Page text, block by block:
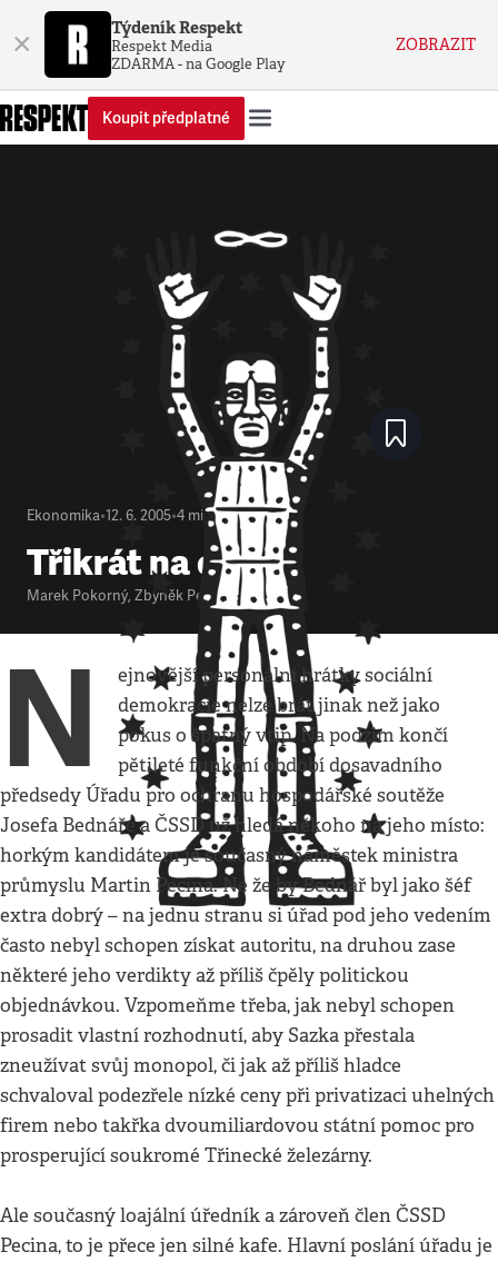
× Týdeník Respekt
Respekt Media
ZDARMA - na Google Play
ZOBRAZIT
Koupit předplatné
Ekonomika•12. 6. 2005•4 minuty
Třikrát na okraj
Marek Pokorný, Zbyněk Petráček
N
ejnovější personální hrátky sociální
demokracie nelze brát jinak než jako
pokus o špatný vtip. Na podzim končí
pětileté funkční období dosavadního
předsedy Úřadu pro ochranu hospodářské soutěže
Josefa Bednáře a ČSSD už hledá někoho na jeho místo:
horkým kandidátem je současný náměstek ministra
průmyslu Martin Pecina. Ne že by Bednář byl jako šéf
extra dobrý – na jednu stranu si úřad pod jeho vedením
často nebyl schopen získat autoritu, na druhou zase
některé jeho verdikty až příliš čpěly politickou
objednávkou. Vzpomeňme třeba, jak nebyl schopen
prosadit vlastní rozhodnutí, aby Sazka přestala
zneužívat svůj monopol, či jak až příliš hladce
schvaloval podezřele nízké ceny při privatizaci uhelných
firem nebo takřka dvoumiliardovou státní pomoc pro
prosperující soukromé Třinecké železárny.
Ale současný loajální úředník a zároveň člen ČSSD
Pecina, to je přece jen silné kafe. Hlavní poslání úřadu je